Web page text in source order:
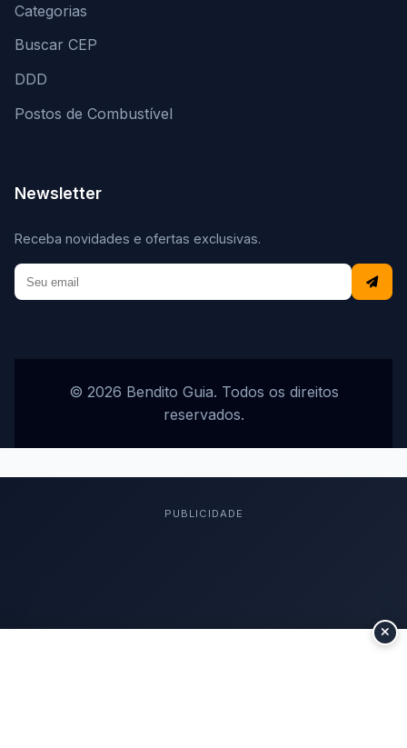
Categorias
Buscar CEP
DDD
Postos de Combustível
Newsletter
Receba novidades e ofertas exclusivas.
© 2026 Bendito Guia. Todos os direitos
reservados.